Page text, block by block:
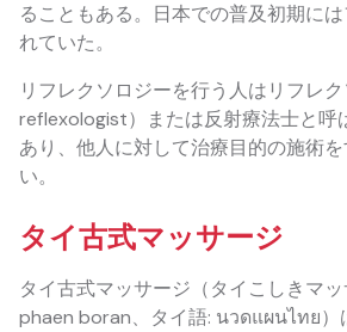
ることもある。日本での普及初期に
れていた。
リフレクソロジーを行う人はリフレ
reflexologist）または反射療法士と呼
あり、他人に対して治療目的の施術
い。
タイ古式マッサージ
タイ古式マッサージ（タイこしきマ
phaen boran、タイ語: นวดแผนไทย）